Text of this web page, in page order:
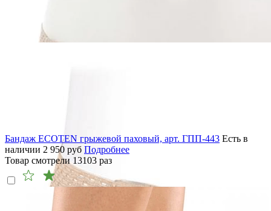
Бандаж ECOTEN грыжевой паховый, арт. ГПП-443 Есть в
наличии 2 950 руб Подробнее
Товар смотрели 13103 раз